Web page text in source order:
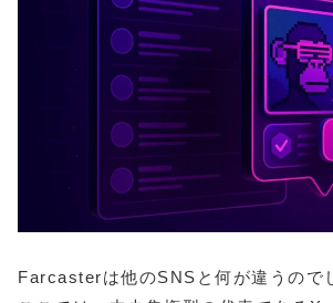
Farcasterは他のSNSと何が違うので